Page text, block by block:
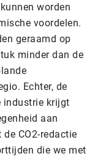
worden
voordelen.
geraamd op
minder dan de
Echter, de
industrie krijgt
aan
CO2-redactie
die we met